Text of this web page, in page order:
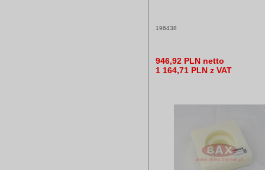
196438
946,92 PLN netto
1 164,71 PLN z VAT